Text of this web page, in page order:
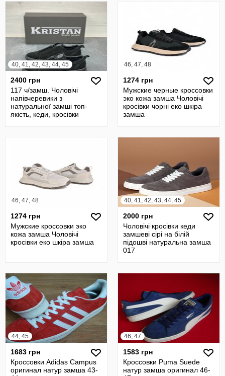
40, 41, 42, 43, 44, 45
2400 грн
117 ч/замш. Чоловічі
напівчеревики з
натуральної замші топ-
якість, кеди, кросівки
46, 47, 48
1274 грн
Мужские черные кроссовки
эко кожа замша Чоловічі
кросівки чорні еко шкіра
замша
46, 47, 48
1274 грн
Мужские кроссовки эко
кожа замша Чоловічі
кросівки еко шкіра замша
40, 41, 42, 43, 44, 45
2000 грн
Чоловічі кросівки кеди
замшеві сірі на білій
підошві натуральна замша
017
44, 45
1683 грн
Кроссовки Adidas Campus
оригинал натур замша 43-
46, 47
1583 грн
Кроссовки Puma Suede
натур замша оригинал 46-